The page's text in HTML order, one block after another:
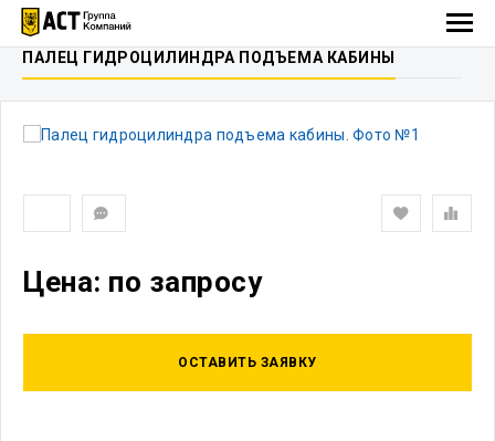
ПАЛЕЦ ГИДРОЦИЛИНДРА ПОДЪЕМА КАБИНЫ
Цена: по запросу
ОСТАВИТЬ ЗАЯВКУ